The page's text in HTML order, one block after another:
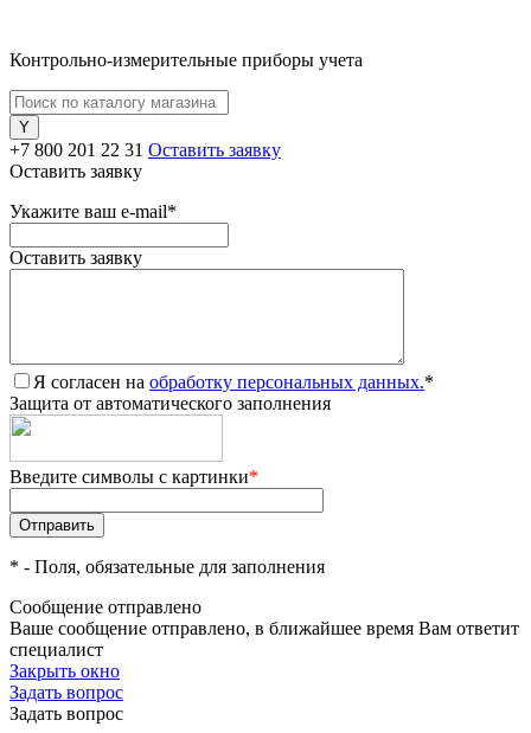
Контрольно-измерительные приборы учета
+7 800 201 22 31 Оставить заявку
Оставить заявку
Укажите ваш e-mail*
Оставить заявку
Я согласен на обработку персональных данных.*
Защита от автоматического заполнения
Введите символы с картинки*
* - Поля, обязательные для заполнения
Сообщение отправлено
Ваше сообщение отправлено, в ближайшее время Вам ответит
специалист
Закрыть окно
Задать вопрос
Задать вопрос